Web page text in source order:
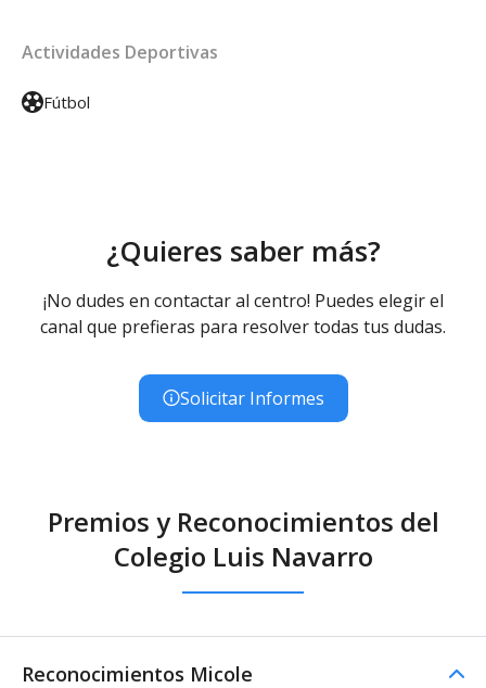
Actividades Deportivas
Fútbol
¿Quieres saber más?
¡No dudes en contactar al centro! Puedes elegir el
canal que prefieras para resolver todas tus dudas.
Solicitar Informes
Premios y Reconocimientos del
Colegio Luis Navarro
Reconocimientos Micole